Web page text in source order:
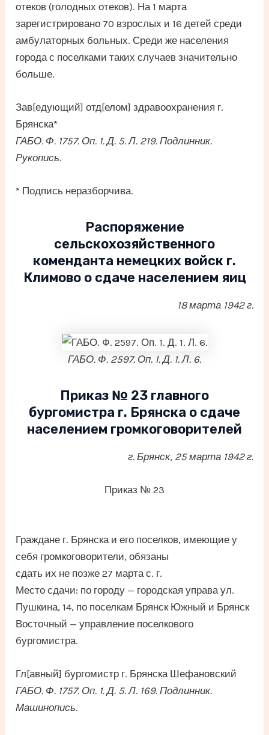
отеков (голодных отеков). На 1 марта
зарегистрировано 70 взрослых и 16 детей среди
амбулаторных больных. Среди же населения
города с поселками таких случаев значительно
больше.
Зав[едующий] отд[елом] здравоохранения г.
Брянска*
ГАБО. Ф. 1757. Оп. 1. Д. 5. Л. 219. Подлинник.
Рукопись.
* Подпись неразборчива.
Распоряжение
сельскохозяйственного
коменданта немецких войск г.
Климово о сдаче населением яиц
18 марта 1942 г.
ГАБО. Ф. 2597. Оп. 1. Д. 1. Л. 6.
Приказ № 23 главного
бургомистра г. Брянска о сдаче
населением громкоговорителей
г. Брянск, 25 марта 1942 г.
Приказ № 23
Граждане г. Брянска и его поселков, имеющие у
себя громкоговорители, обязаны
сдать их не позже 27 марта с. г.
Место сдачи: по городу — городская управа ул.
Пушкина, 14, по поселкам Брянск Южный и Брянск
Восточный — управление поселкового
бургомистра.
Гл[авный] бургомистр г. Брянска Шефановский
ГАБО. Ф. 1757. Оп. 1. Д. 5. Л. 169. Подлинник.
Машинопись.